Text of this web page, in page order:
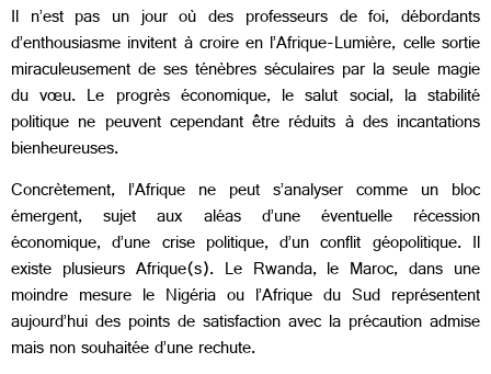
Il n’est pas un jour où des professeurs de foi, débordants
d’enthousiasme invitent à croire en l’Afrique-Lumière, celle sortie
miraculeusement de ses ténèbres séculaires par la seule magie
du vœu. Le progrès économique, le salut social, la stabilité
politique ne peuvent cependant être réduits à des incantations
bienheureuses.
Concrètement, l’Afrique ne peut s’analyser comme un bloc
émergent, sujet aux aléas d’une éventuelle récession
économique, d’une crise politique, d’un conflit géopolitique. Il
existe plusieurs Afrique(s). Le Rwanda, le Maroc, dans une
moindre mesure le Nigéria ou l’Afrique du Sud représentent
aujourd’hui des points de satisfaction avec la précaution admise
mais non souhaitée d’une rechute.